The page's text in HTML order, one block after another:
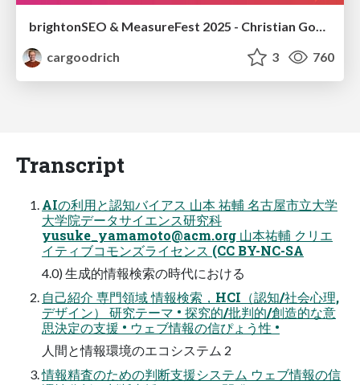
cargoodrich
3 760
Transcript
AIの利用と認知バイアス ⼭本 祐輔 名古屋市⽴⼤学
⼤学院データサイエンス研究科
yusuke_yamamoto@acm.org ⼭本祐輔 クリエ
イティブコモンズライセンス (CC BY-NC-SA
4.0) ⽣成的情報検索の時代における
⾃⼰紹介 専門領域 情報検索，HCI（認知/社会心理,
デザイン） 研究テーマ • 探究的/批判的/創造的な意
思決定の支援 • ウェブ情報の信ぴょう性 •
人間と情報環境のエコシステム 2
情報精査のための判断⽀援システム ウェブ情報の信